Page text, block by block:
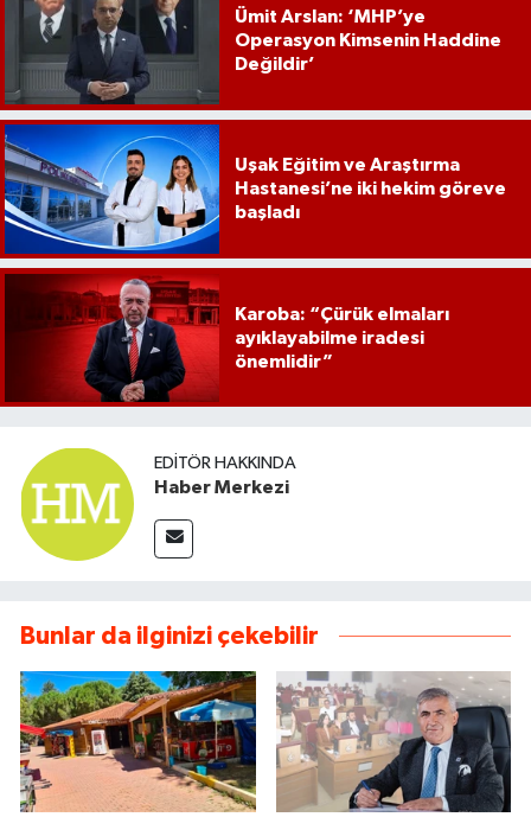
Ümit Arslan: ‘MHP’ye
Operasyon Kimsenin Haddine
Değildir’
Uşak Eğitim ve Araştırma
Hastanesi’ne iki hekim göreve
başladı
Karoba: “Çürük elmaları
ayıklayabilme iradesi
önemlidir”
EDITÖR HAKKINDA
Haber Merkezi
Bunlar da ilginizi çekebilir